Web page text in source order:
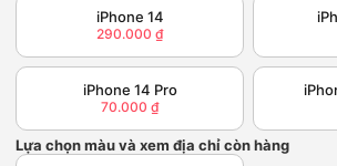
iPhone 14
290.000 ₫
iPhone 14 Pro
70.000 ₫
Lựa chọn màu và xem địa chỉ còn hàng